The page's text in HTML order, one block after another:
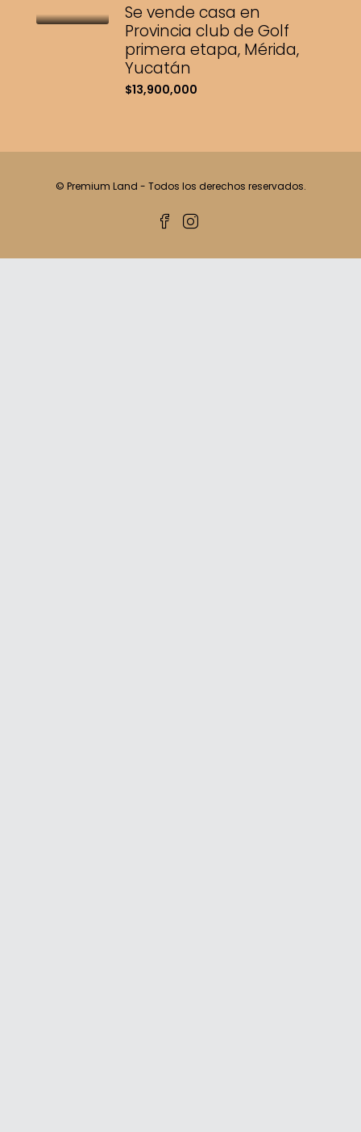
Se vende casa en
Provincia club de Golf
primera etapa, Mérida,
Yucatán
$13,900,000
© Premium Land - Todos los derechos reservados.